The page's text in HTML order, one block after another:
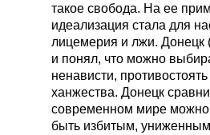
такое свобода. На ее
идеализация стала для
лицемерия и лжи. Донецк
и понял, что можно
ненависти,
ханжества. Донецк
современном мире можно
быть избитым,